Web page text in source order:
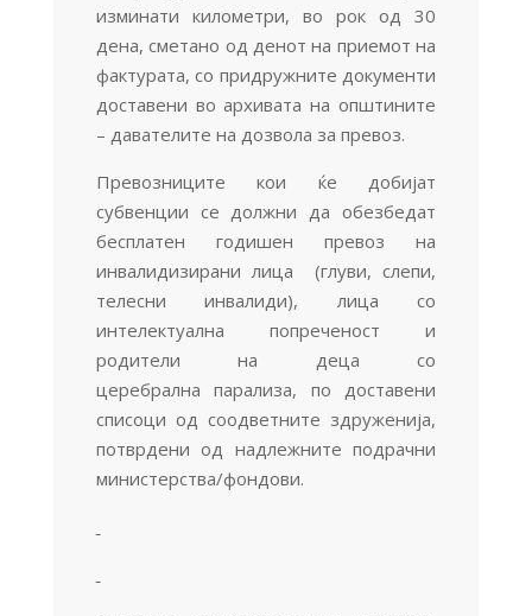
изминати километри, во рок од 30
дена, сметано од денот на приемот на
фактурата, со придружните документи
доставени во архивата на општините
– давателите на дозвола за превоз.
Превозниците кои ќе добијат
субвенции се должни да обезбедат
бесплатен годишен превоз на
инвалидизирани лица (глуви, слепи,
телесни инвалиди), лица со
интелектуална попреченост и
родители на деца со
церебрална парализа, по доставени
списоци од соодветните здруженија,
потврдени од надлежните подрачни
министерства/фондови.